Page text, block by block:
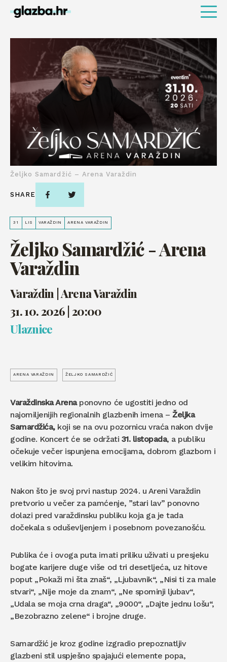
31 LIS VARAŽDIN ARENA VARAŽDIN
Željko Samardžić - Arena
Varaždin
Varaždin | Arena Varaždin
31. 10. 2026 | 20:00
Ulaznice
Željko Samardžić – Arena Varaždin
SHARE
ARENA VARAŽDIN ŽELJKO SAMARDŽIĆ
Varaždinska Arenaponovno će ugostiti jedno od
najomiljenijih regionalnih glazbenih imena –Željka
Samardžića,koji se na ovu pozornicu vraća nakon dvije
godine. Koncert će se održati 31. listopada, a publiku
očekuje večer ispunjena emocijama, dobrom glazbom i
velikim hitovima.
Nakon što je svoj prvi nastup 2024. u Areni Varaždin
pretvorio u večer za pamćenje, ”stari lav” ponovno
dolazi pred varaždinsku publiku koja ga je tada
dočekala s oduševljenjem i posebnom povezanošću.
Publika će i ovoga puta imati priliku uživati u presjeku
bogate karijere duge više od tri desetljeća, uz hitove
poput „Pokaži mi šta znaš“, „Ljubavnik“, „Nisi ti za male
stvari“, „Nije moje da znam“, „Ne spominji ljubav“,
„Udala se moja crna draga“, „9000“, „Dajte jednu lošu“,
„Bezobrazno zelene“ i brojne druge.
Samardžić je kroz godine izgradio prepoznatljiv
glazbeni stil uspješno spajajući elemente popa,